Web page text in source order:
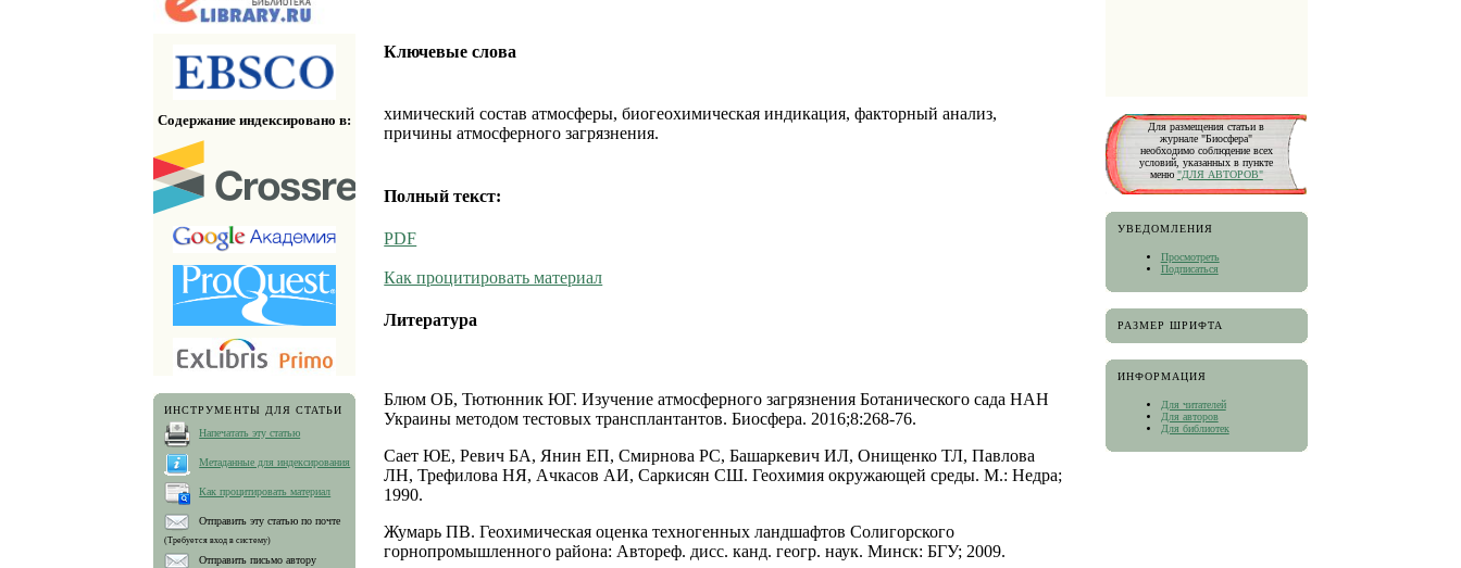
Содержание индексировано в:
ИНСТРУМЕНТЫ ДЛЯ СТАТЬИ
Напечатать эту статью
Метаданные для индексирования
Как процитировать материал
Отправить эту статью по почте
(Требуется вход в систему)
Отправить письмо автору
Для размещения статьи в
журнале "Биосфера"
необходимо соблюдение всех
условий, указанных в пункте
меню "ДЛЯ АВТОРОВ"
УВЕДОМЛЕНИЯ
Просмотреть
Подписаться
РАЗМЕР ШРИФТА
ИНФОРМАЦИЯ
Для читателей
Для авторов
Для библиотек
Ключевые слова
химический состав атмосферы, биогеохимическая индикация, факторный анализ,
причины атмосферного загрязнения.
Полный текст:
PDF
Как процитировать материал
Литература
Блюм ОБ, Тютюнник ЮГ. Изучение атмосферного загрязнения Ботанического сада НАН
Украины методом тестовых трансплантантов. Биосфера. 2016;8:268-76.
Сает ЮЕ, Ревич БА, Янин ЕП, Смирнова РС, Башаркевич ИЛ, Онищенко ТЛ, Павлова
ЛН, Трефилова НЯ, Ачкасов АИ, Саркисян СШ. Геохимия окружающей среды. М.: Недра;
1990.
Жумарь ПВ. Геохимическая оценка техногенных ландшафтов Солигорского
горнопромышленного района: Автореф. дисс. канд. геогр. наук. Минск: БГУ; 2009.